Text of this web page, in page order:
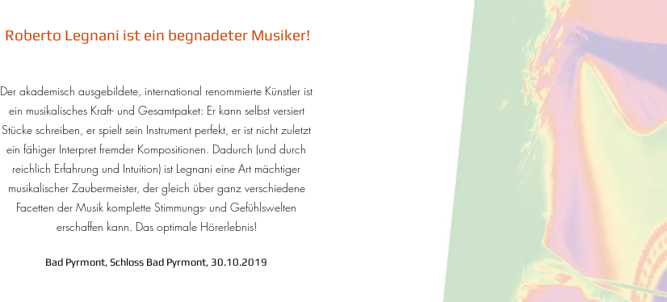
Roberto Legnani ist ein begnadeter Musiker!
Der akademisch ausgebildete, international renommierte Künstler ist
ein musikalisches Kraft- und Gesamtpaket: Er kann selbst versiert
Stücke schreiben, er spielt sein Instrument perfekt, er ist nicht zuletzt
ein fähiger Interpret fremder Kompositionen. Dadurch (und durch
reichlich Erfahrung und Intuition) ist Legnani eine Art mächtiger
musikalischer Zaubermeister, der gleich über ganz verschiedene
Facetten der Musik komplette Stimmungs- und Gefühlswelten
erschaffen kann. Das optimale Hörerlebnis!
Bad Pyrmont, Schloss Bad Pyrmont, 30.10.2019